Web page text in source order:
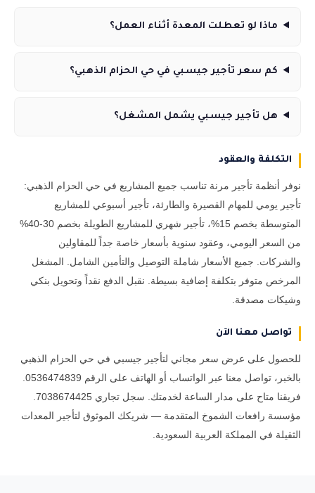
ماذا لو تعطلت المعدة أثناء العمل؟
كم سعر تأجير جيسبي في حي الحزام الذهبي؟
هل تأجير جيسبي يشمل المشغل؟
التكلفة والعقود
نوفر أنظمة تأجير مرنة تناسب جميع المشاريع في حي الحزام الذهبي:
تأجير يومي للمهام القصيرة والطارئة، تأجير أسبوعي للمشاريع
المتوسطة بخصم 15%، تأجير شهري للمشاريع الطويلة بخصم 30-40%
من السعر اليومي، وعقود سنوية بأسعار خاصة جداً للمقاولين
والشركات. جميع الأسعار شاملة التوصيل والتأمين الشامل. المشغل
المرخص متوفر بتكلفة إضافية بسيطة. نقبل الدفع نقداً وتحويل بنكي
وشيكات مصدقة.
تواصل معنا الآن
للحصول على عرض سعر مجاني لتأجير جيسبي في حي الحزام الذهبي
بالخبر، تواصل معنا عبر الواتساب أو الهاتف على الرقم 0536474839.
فريقنا متاح على مدار الساعة لخدمتك. سجل تجاري 7038674425.
مؤسسة رافعات الشموخ المتقدمة — شريكك الموثوق لتأجير المعدات
الثقيلة في المملكة العربية السعودية.